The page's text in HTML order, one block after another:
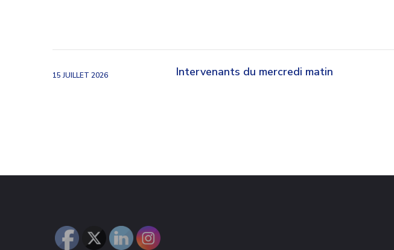
15 JUILLET 2026 Intervenants du mercredi matin